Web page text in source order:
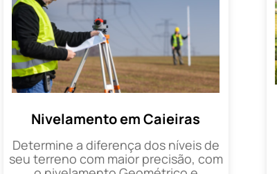
Nivelamento em Caieiras
Determine a diferença dos níveis de
seu terreno com maior precisão, com